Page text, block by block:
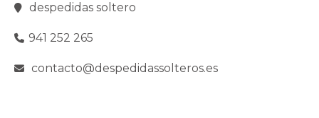
despedidas soltero
941 252 265
contacto@despedidassolteros.es